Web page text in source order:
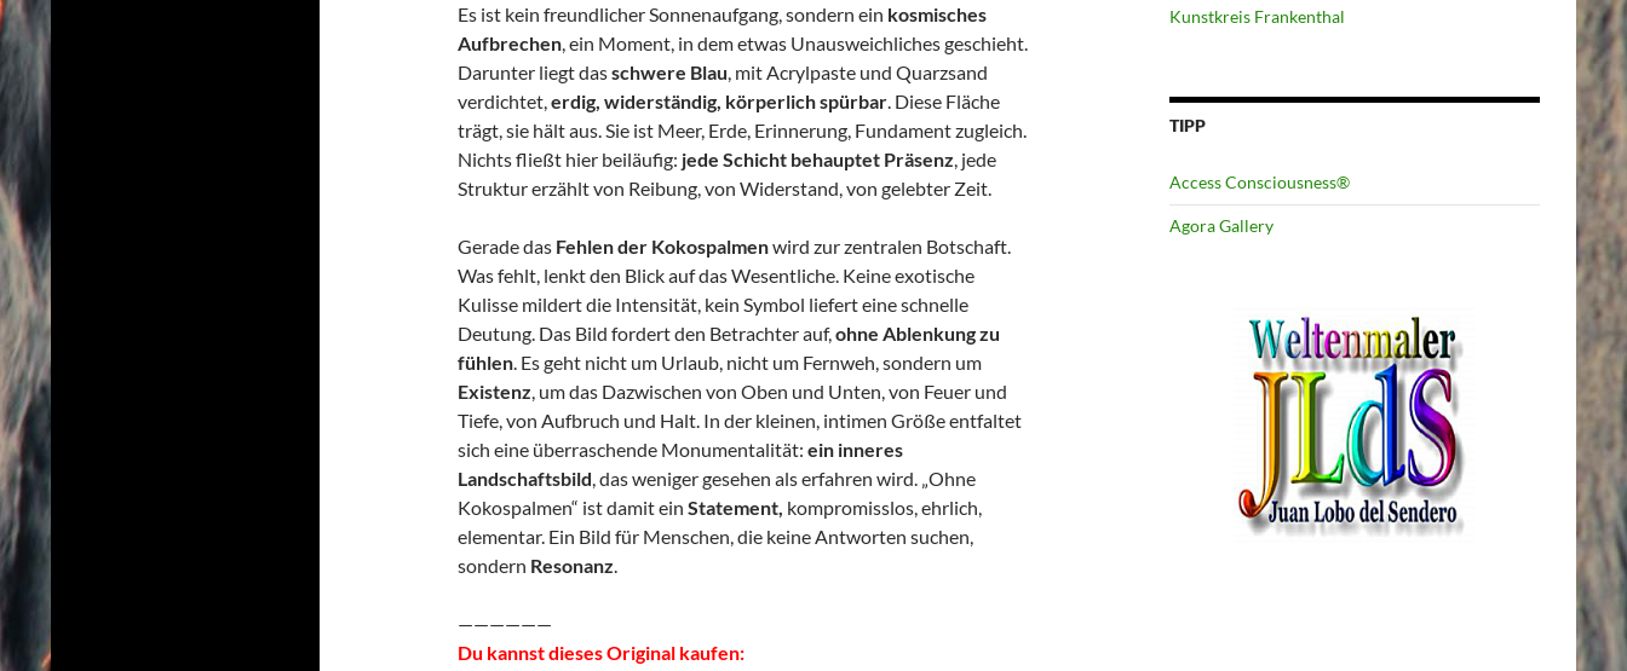
Es ist kein freundlicher Sonnenaufgang, sondern ein kosmisches
Aufbrechen , ein Moment, in dem etwas Unausweichliches geschieht.
Darunter liegt dasschwere Blau , mit Acrylpaste und Quarzsand
verdichtet, erdig, widerständig, körperlich spürbar . Diese Fläche
trägt, sie hält aus. Sie ist Meer, Erde, Erinnerung, Fundament zugleich.
Nichts fließt hier beiläufig: jede Schicht behauptet Präsenz , jede
Struktur erzählt von Reibung, von Widerstand, von gelebter Zeit.
Gerade das Fehlen der Kokospalmenwird zur zentralen Botschaft.
Was fehlt, lenkt den Blick auf das Wesentliche. Keine exotische
Kulisse mildert die Intensität, kein Symbol liefert eine schnelle
Deutung. Das Bild fordert den Betrachter auf, ohne Ablenkung zu
fühlen . Es geht nicht um Urlaub, nicht um Fernweh, sondern um
Existenz , um das Dazwischen von Oben und Unten, von Feuer und
Tiefe, von Aufbruch und Halt. In der kleinen, intimen Größe entfaltet
sich eine überraschende Monumentalität: ein inneres
Landschaftsbild , das weniger gesehen als erfahren wird. „Ohne
Kokospalmen“ ist damit ein Statement, kompromisslos, ehrlich,
elementar. Ein Bild für Menschen, die keine Antworten suchen,
sondern Resonanz
——————
Du kannst dieses Original kaufen:
Kunstkreis Frankenthal
TIPP
Access Consciousness®
Agora Gallery